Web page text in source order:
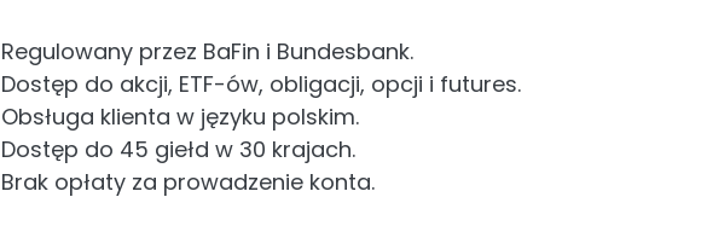
Regulowany przez BaFin i Bundesbank.
Dostęp do akcji, ETF-ów, obligacji, opcji i futures.
Obsługa klienta w języku polskim.
Dostęp do 45 giełd w 30 krajach.
Brak opłaty za prowadzenie konta.